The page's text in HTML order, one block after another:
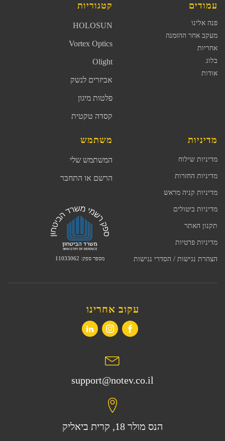
עמודים
פנה אלינו
מעקב אחר ההזמנה
אחריות
בלוג
אודות
קטגוריות
HOLOSUN
Vortex Optics
Olight
אביזרים לנשק
פלטות מיגון
קסדה טקטית
מדיניות
מדיניות שילוח
מדיניות החזרות
מדיניות קניה מראש
מדיניות ביטולים
תקנון האתר
מדיניות פרטיות
הצהרת נגישות / הסדרי נגישות
משתמש
המשתמש שלי
הרשם או התחבר
מספר ספק: 11033062
עקוב אחרינו
support@notev.co.il
הנס מולר 18, קרית ביאליק